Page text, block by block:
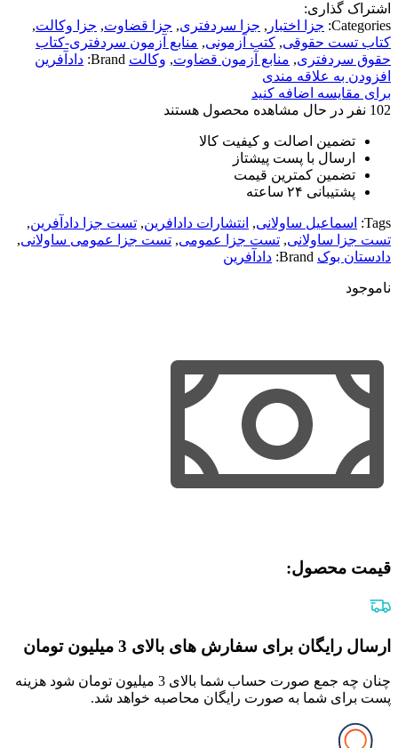
اشتراک گذاری:
Categories: جزا اختبار , جزا سردفتری, جزا قضاوت, جزا وکالت,
کتاب تست حقوقی, کتب آزمونی, منابع آزمون سردفتری-کتاب
حقوق سردفتری, منابع آزمون قضاوت, وکالت Brand: دادآفرین
افزودن به علاقه مندی
برای مقایسه اضافه کنید
102 نفر در حال مشاهده محصول هستند
تضمین اصالت و کیفیت کالا
ارسال با پست پیشتاز
تضمین کمترین قیمت
پشتیبانی ۲۴ ساعته
Tags: اسماعیل ساولانی, انتشارات دادافرین, تست جزا دادآفرین,
تست جزا ساولانی, تست جزا عمومی, تست جزا عمومی ساولانی,
دادستان بوک Brand: دادآفرین
ناموجود
قیمت محصول:​
ارسال رایگان برای سفارش های بالای 3 میلیون تومان
چنان چه جمع صورت حساب شما بالای 3 میلیون تومان شود هزینه
پست برای شما به صورت رایگان محاصبه خواهد شد.